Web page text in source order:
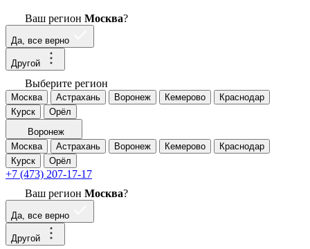
Ваш регион Москва?
Да, все верно
Другой
Выберите регион
Москва Астрахань Воронеж Кемерово
Краснодар
Курск
Орёл
Воронеж
Москва
Астрахань Воронеж Кемерово
Краснодар
Курск
Орёл
+7 (473) 207-17-17
Ваш регион Москва?
Да, все верно
Другой